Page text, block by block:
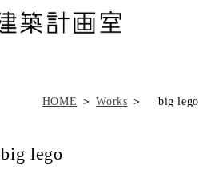
HOME ＞Works ＞ big lego
big lego